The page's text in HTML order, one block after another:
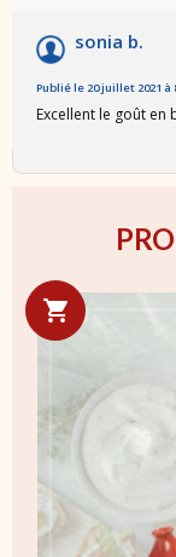
sonia b.
Publié le 20 juillet 2021 à
Excellent le goût